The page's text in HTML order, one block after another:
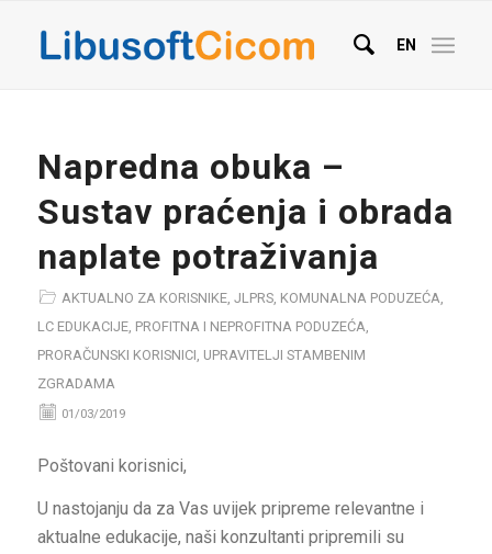
EN
Napredna obuka –
Sustav praćenja i obrada
naplate potraživanja
AKTUALNO ZA KORISNIKE, JLPRS, KOMUNALNA PODUZEĆA,
LC EDUKACIJE, PROFITNA I NEPROFITNA PODUZEĆA,
PRORAČUNSKI KORISNICI, UPRAVITELJI STAMBENIM
ZGRADAMA
01/03/2019
Poštovani korisnici,
U nastojanju da za Vas uvijek pripreme relevantne i
aktualne edukacije, naši konzultanti pripremili su